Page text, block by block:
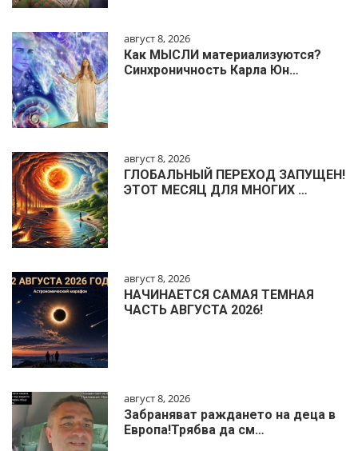
август 8, 2026
Как МЫСЛИ материализуются?
Синхроничность Карла Юн…
август 8, 2026
ГЛОБАЛЬНЫЙ ПЕРЕХОД ЗАПУЩЕН!
ЭТОТ МЕСЯЦ ДЛЯ МНОГИХ …
август 8, 2026
НАЧИНАЕТСЯ САМАЯ ТЕМНАЯ
ЧАСТЬ АВГУСТА 2026!
август 8, 2026
Забраняват раждането на деца в
Европа!Трябва да см…